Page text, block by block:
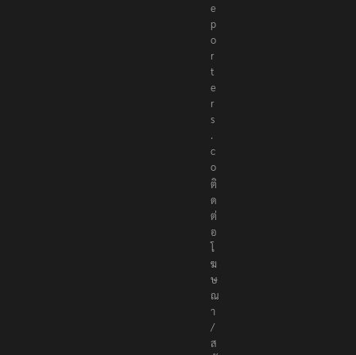
e
p
o
r
t
e
r
s
.
c
o
ติ
ด
ต่
อ
โ
ฆ
ษ
ณ
า
/
ส